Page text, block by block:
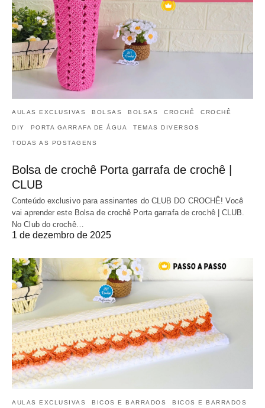
AULAS EXCLUSIVAS BOLSAS BOLSAS CROCHÊ CROCHÊ
DIY PORTA GARRAFA DE ÁGUA TEMAS DIVERSOS
TODAS AS POSTAGENS
Bolsa de crochê Porta garrafa de crochê |
CLUB
Conteúdo exclusivo para assinantes do CLUB DO CROCHÊ! Você
vai aprender este Bolsa de crochê Porta garrafa de crochê | CLUB.
No Club do crochê…
1 de dezembro de 2025
AULAS EXCLUSIVAS BICOS E BARRADOS BICOS E BARRADOS